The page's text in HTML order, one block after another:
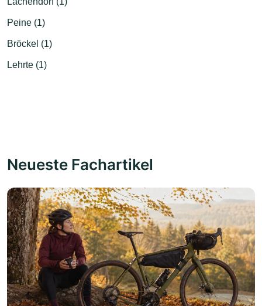
Peine (1)
Bröckel (1)
Lehrte (1)
Neueste Fachartikel